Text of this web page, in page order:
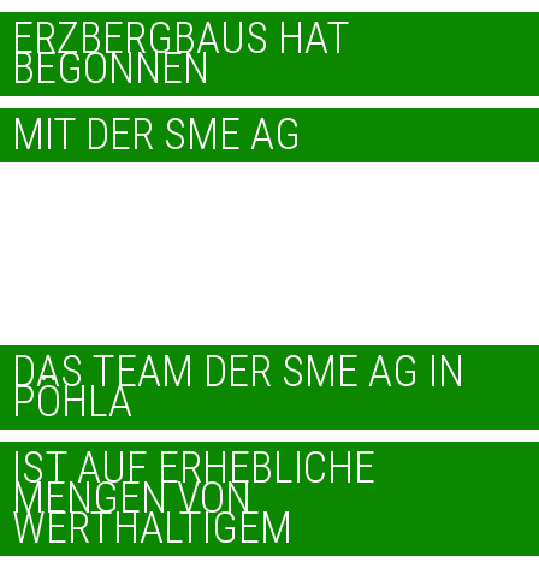
ERZBERGBAUS HAT
BEGONNEN
MIT DER SME AG
DAS TEAM DER SME AG IN
PÖHLA
IST AUF ERHEBLICHE
MENGEN VON
WERTHALTIGEM